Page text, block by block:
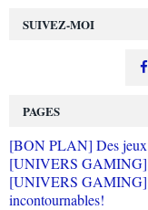
SUIVEZ-MOI
PAGES
[BON PLAN] Des jeux
[UNIVERS
[UNIVERS GAMING]
incontournables!